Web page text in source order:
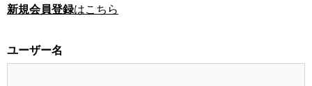
新規会員登録はこちら
ユーザー名